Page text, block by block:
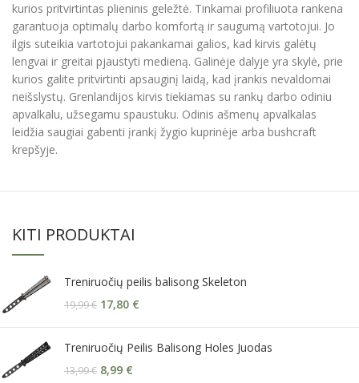
kurios pritvirtintas plieninis geležtė. Tinkamai profiliuota rankena
garantuoja optimalų darbo komfortą ir saugumą vartotojui. Jo
ilgis suteikia vartotojui pakankamai galios, kad kirvis galėtų
lengvai ir greitai pjaustyti medieną. Galinėje dalyje yra skylė, prie
kurios galite pritvirtinti apsauginį laidą, kad įrankis nevaldomai
neišslystų. Grenlandijos kirvis tiekiamas su rankų darbo odiniu
apvalkalu, užsegamu spaustuku. Odinis ašmenų apvalkalas
leidžia saugiai gabenti įrankį žygio kuprinėje arba bushcraft
krepšyje.
KITI PRODUKTAI
Treniruočių peilis balisong Skeleton
19,99€ 17,80 €
Treniruočių Peilis Balisong Holes Juodas
13,99€ 8,99 €